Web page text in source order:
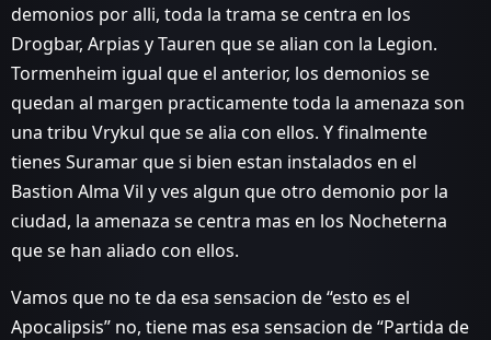
demonios por alli, toda la trama se centra en los
Drogbar, Arpias y Tauren que se alian con la Legion.
Tormenheim igual que el anterior, los demonios se
quedan al margen practicamente toda la amenaza son
una tribu Vrykul que se alia con ellos. Y finalmente
tienes Suramar que si bien estan instalados en el
Bastion Alma Vil y ves algun que otro demonio por la
ciudad, la amenaza se centra mas en los Nocheterna
que se han aliado con ellos.
Vamos que no te da esa sensacion de “esto es el
Apocalipsis” no, tiene mas esa sensacion de “Partida de